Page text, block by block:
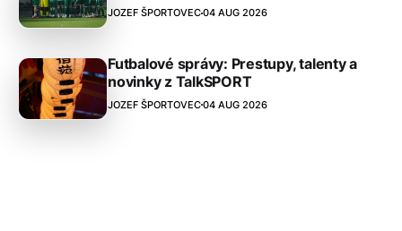
JOZEF ŠPORTOVEC04 AUG 2026
Futbalové správy: Prestupy, talenty a
novinky z TalkSPORT
JOZEF ŠPORTOVEC04 AUG 2026